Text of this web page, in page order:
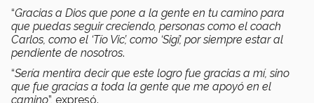
“Gracias a Dios que pone a la gente en tu camino para
que puedas seguir creciendo, personas como el coach
Carlos, como el ‘Tío Vic’, como ‘Sigi’, por siempre estar al
pendiente de nosotros.
“Sería mentira decir que este logro fue gracias a mí, sino
que fue gracias a toda la gente que me apoyó en el
camino”, expresó.